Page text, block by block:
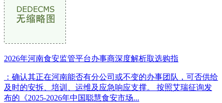
2026年河南食安监管平台办事商深度解析取选购指
：确认其正在河南能否有分公司或不变的办事团队，可否供给
及时的安拆、培训、运维及应急响应支撑。 按照艾瑞征询发
布的《2025-2026年中国聪慧食安市场...